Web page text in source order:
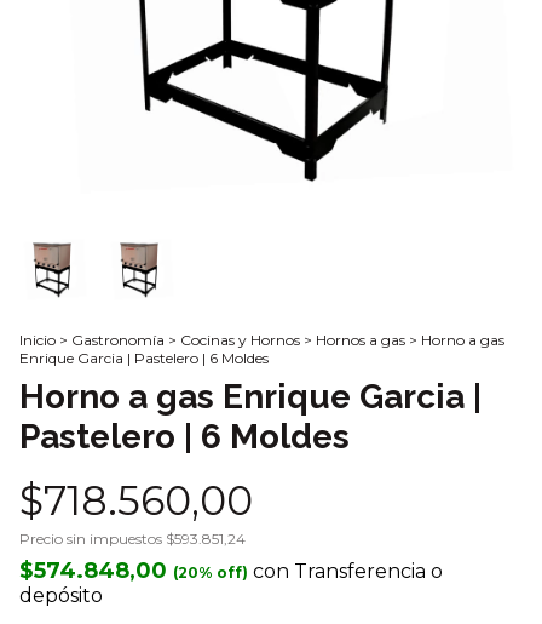
Inicio > Gastronomía > Cocinas y Hornos > Hornos a gas > Horno a gas
Enrique Garcia | Pastelero | 6 Moldes
Horno a gas Enrique Garcia |
Pastelero | 6 Moldes
$718.560,00
Precio sin impuestos $593.851,24
$574.848,00 con Transferencia o
depósito